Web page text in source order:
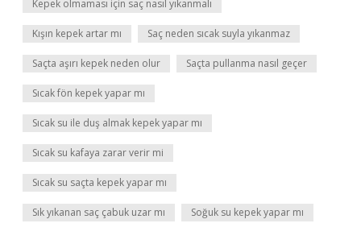
Kepek olmaması için saç nasıl yıkanmalı
Kışın kepek artar mı Saç neden sıcak suyla yıkanmaz
Saçta aşırı kepek neden olur Saçta pullanma nasıl geçer
Sıcak fön kepek yapar mı
Sıcak su ile duş almak kepek yapar mı
Sıcak su kafaya zarar verir mi
Sıcak su saçta kepek yapar mı
Sık yıkanan saç çabuk uzar mı Soğuk su kepek yapar mı